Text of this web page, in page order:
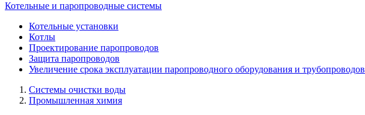
Котельные и паропроводные системы
Котельные установки
Котлы
Проектирование паропроводов
Защита паропроводов
Увеличение срока эксплуатации паропроводного оборудования и трубопроводов
Системы очистки воды
Промышленная химия